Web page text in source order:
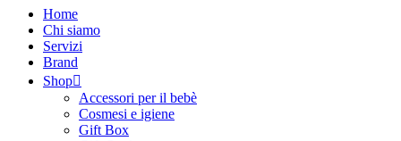
Home
Chi siamo
Servizi
Brand
Shop
Accessori per il bebè
Cosmesi e igiene
Gift Box